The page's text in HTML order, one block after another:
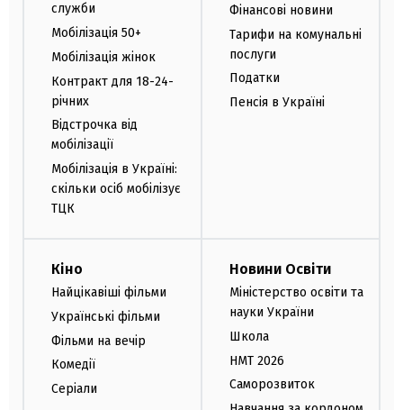
служби
Мобілізація 50+
Мобілізація жінок
Контракт для 18-24-
річних
Відстрочка від
мобілізації
Мобілізація в Україні:
скільки осіб мобілізує
ТЦК
Фінансові новини
Тарифи на комунальні
послуги
Податки
Пенсія в Україні
Кіно
Найцікавіші фільми
Українські фільми
Фільми на вечір
Комедії
Серіали
Новини Освіти
Міністерство освіти та
науки України
Школа
НМТ 2026
Саморозвиток